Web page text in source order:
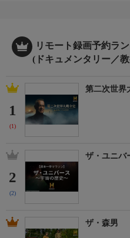
リモート録画予約ラ
(ドキュメンタリー／
1
(1)
第二次世界
2
(2)
ザ・ユニバ
ザ・森男